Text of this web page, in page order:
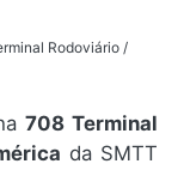
Rodoviário /
708 Terminal
da SMTT